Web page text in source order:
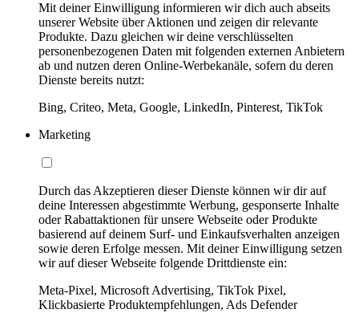
Mit deiner Einwilligung informieren wir dich auch abseits
unserer Website über Aktionen und zeigen dir relevante
Produkte. Dazu gleichen wir deine verschlüsselten
personenbezogenen Daten mit folgenden externen Anbietern
ab und nutzen deren Online-Werbekanäle, sofern du deren
Dienste bereits nutzt:
Bing, Criteo, Meta, Google, LinkedIn, Pinterest, TikTok
Marketing
Durch das Akzeptieren dieser Dienste können wir dir auf
deine Interessen abgestimmte Werbung, gesponserte Inhalte
oder Rabattaktionen für unsere Webseite oder Produkte
basierend auf deinem Surf- und Einkaufsverhalten anzeigen
sowie deren Erfolge messen. Mit deiner Einwilligung setzen
wir auf dieser Webseite folgende Drittdienste ein:
Meta-Pixel, Microsoft Advertising, TikTok Pixel,
Klickbasierte Produktempfehlungen, Ads Defender